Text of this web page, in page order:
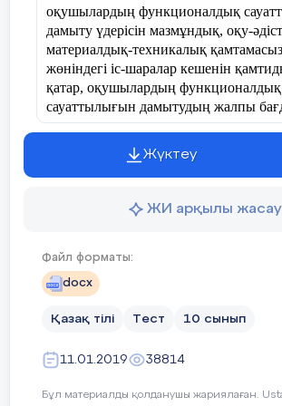
Қазақ тілі мен әдебиетінен
оқушылардың функционалдық
дамыту үдерісін мазмұндық, оқу-
материалдық-техникалық
жөніндегі іс-шаралар кешенін
қатар, оқушылардың функционалдық
сауаттылығын дамытудың жалпы
Қазақстан Республикасында білім
дамытудың 2011-2020 жылдарға
мемлекеттік бағдарламасында да анық
көрсетілген [2].
Бағдарламаның басты мақсаты жалпы
зияткерлік, дене және рухани
дамыған азаматын қалыптастыру,
құбылмалы әлемге әлеуметтік
қамтамасыз ететін білім алудағы
білім кеңістігіндегі халықаралық
талаптарына сай оқыту үдерісінің
тұлғасы білім алушы субъект, ал ол
Жүктеу
ЖИ арқылы жасау
Файл форматы:
docx
Қазақ тілі Тест 10 сынып
11.01.2019 38814
Бұл материалды қолданушы жариялаған.